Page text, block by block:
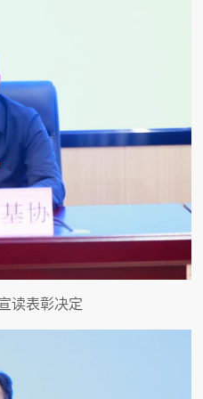
读表彰决定